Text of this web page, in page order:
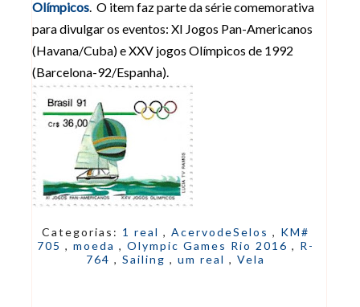
Olímpicos . O item faz parte da série comemorativa
para divulgar os eventos: XI Jogos Pan-Americanos
(Havana/Cuba) e XXV jogos Olímpicos de 1992
(Barcelona-92/Espanha).
Categorias: 1 real , AcervodeSelos , KM#
705 , moeda , Olympic Games Rio 2016 , R-
764 , Sailing , um real , Vela